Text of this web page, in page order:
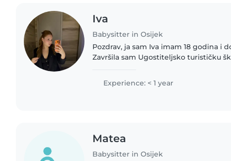
Iva
Babysitter in Osijek
Pozdrav, ja sam Iva imam 18 godina i
Završila sam Ugostiteljsko turističku
vrijeme u prirodi,..
Experience: < 1 year
Matea
Babysitter in Osijek